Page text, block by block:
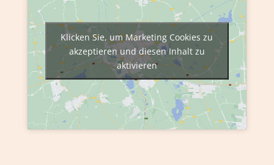
Klicken Sie, um Marketing Cookies zu
akzeptieren und diesen Inhalt zu
aktivieren